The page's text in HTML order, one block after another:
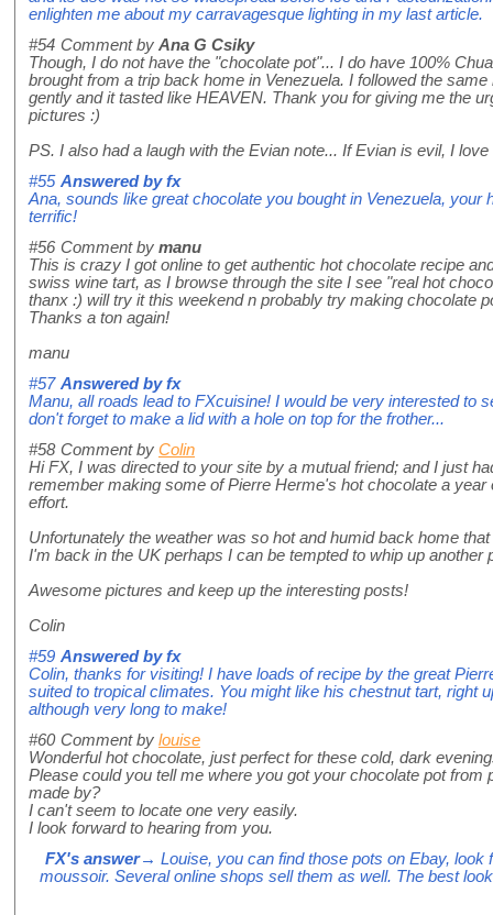
enlighten me about my carravagesque lighting in my last article.
#54 Comment by Ana G Csiky
Though, I do not have the "chocolate pot"... I do have 100%
brought from a trip back home in Venezuela. I followed the
gently and it tasted like HEAVEN. Thank you for giving me the
pictures :)
PS. I also had a laugh with the Evian note... If Evian is evil, I
#55 Answered byfx
Ana, sounds like great chocolate you bought in Venezuela, your
terrific!
#56 Comment by manu
This is crazy I got online to get authentic hot chocolate recipe
swiss wine tart, as I browse through the site I see "real hot
thanx :) will try it this weekend n probably try making chocolate
Thanks a ton again!
manu
#57 Answered byfx
Manu, all roads lead to FXcuisine! I would be very interested to
don't forget to make a lid with a hole on top for the frother...
#58 Comment by Colin
Hi FX, I was directed to your site by a mutual friend; and I just
remember making some of Pierre Herme's hot chocolate a year
effort.
Unfortunately the weather was so hot and humid back home
I'm back in the UK perhaps I can be tempted to whip up another
Awesome pictures and keep up the interesting posts!
Colin
#59 Answered byfx
Colin, thanks for visiting! I have loads of recipe by the great
suited to tropical climates. You might like his chestnut tart, right
although very long to make!
#60 Comment by louise
Wonderful hot chocolate, just perfect for these cold, dark
Please could you tell me where you got your chocolate pot from
made by?
I can't seem to locate one very easily.
I look forward to hearing from you.
FX's answer→ Louise, you can find those pots on Ebay, look
moussoir. Several online shops sell them as well. The best